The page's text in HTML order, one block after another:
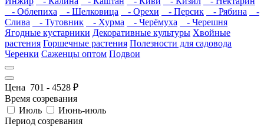
- Облепиха
- Шелковица - Орехи - Персик - Рябина
-
Слива
- Тутовник - Хурма - Черёмуха
- Черешня
Ягодные кустарники Декоративные культуры Хвойные
растения Горшечные растения Полезности для садовода
Черенки Саженцы оптом Подвои
Цена 701 - 4528 ₽
Время созревания
Июль
Июнь-июль
Период созревания